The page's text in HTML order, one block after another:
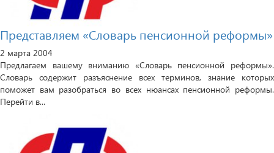
Представляем «Словарь пенсионной реформы»
2 марта 2004
Предлагаем вашему вниманию «Словарь пенсионной реформы».
Словарь содержит разъяснение всех терминов, знание которых
поможет вам разобраться во всех нюансах пенсионной реформы.
Перейти в...